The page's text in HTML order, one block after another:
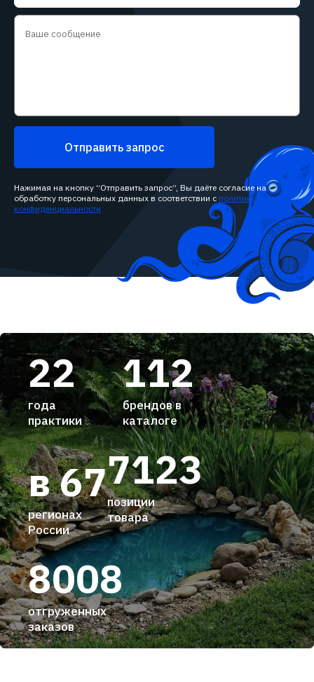
Отправить запрос
Нажимая на кнопку “Отправить запрос”, Вы даёте согласие на
обработку персональных данных в соответствии с политикой
конфиденциальности
22
года
практики
112
брендов в
каталоге
7123
позиции
товара
8008
отгруженных
заказов
в 67
регионах
России